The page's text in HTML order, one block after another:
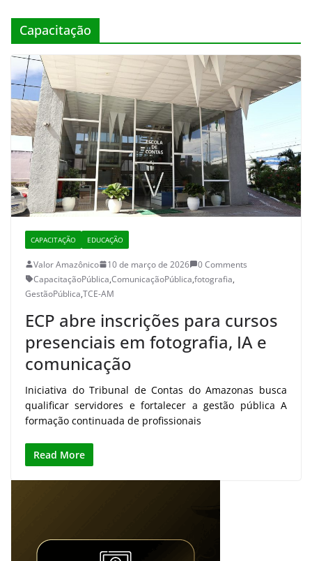
Capacitação
CAPACITAÇÃO EDUCAÇÃO
Valor Amazônico 10 de março de 2026
0 Comments
CapacitaçãoPública,ComunicaçãoPública,fotografia,
GestãoPública,TCE-AM
ECP abre inscrições para cursos
presenciais em fotografia, IA e
comunicação
Iniciativa do Tribunal de Contas do Amazonas busca
qualificar servidores e fortalecer a gestão pública A
formação continuada de profissionais
Read More